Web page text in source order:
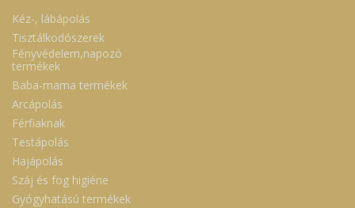
Kéz-, lábápolás
Tisztálkodószerek
Fényvédelem,napozó
termékek
Baba-mama termékek
Arcápolás
Férfiaknak
Testápolás
Hajápolás
Száj és fog higiéne
Gyógyhatású termékek